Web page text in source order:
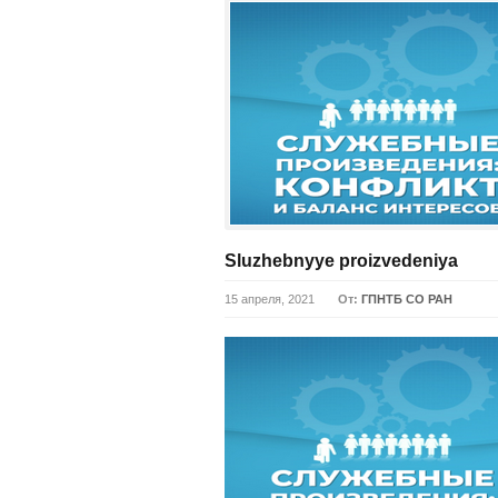
Sluzhebnyye proizvedeniya
15 апреля, 2021 От: ГПНТБ СО РАН